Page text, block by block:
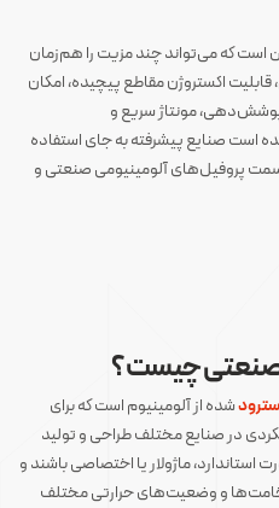
است که می‌تواند چند مزیت را هم‌زمان
اکستروژن مقاطع پیچیده، امکان
مونتاژ سریع و
است صنایع پیشرفته به جای استفاده
پروفیل‌های آلومینیومی صنعتی و
صنعتی چیست؟
شده از آلومینیوم است که برای
در صنایع مختلف طراحی و تولید
ماژولار یا اختصاصی باشند و
ضخامت‌ها و وضعیت‌های حرارتی مختلف